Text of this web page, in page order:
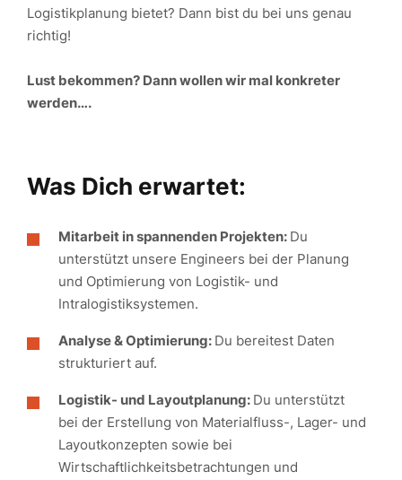
Logistikplanung bietet? Dann bist du bei uns genau
richtig!
Lust bekommen? Dann wollen wir mal konkreter
werden….
Was Dich erwartet:
Mitarbeit in spannenden Projekten: Du
unterstützt unsere Engineers bei der Planung
und Optimierung von Logistik- und
Intralogistiksystemen.
Analyse & Optimierung: Du bereitest Daten
strukturiert auf.
Logistik- und Layoutplanung: Du unterstützt
bei der Erstellung von Materialfluss-, Lager- und
Layoutkonzepten sowie bei
Wirtschaftlichkeitsbetrachtungen und